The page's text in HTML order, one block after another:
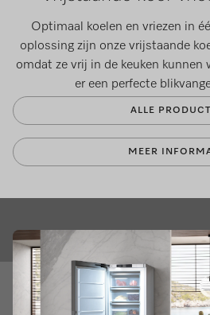
Optimaal koelen en vriezen in
oplossing zijn onze vrijstaande
omdat ze vrij in de keuken kunnen
er een perfecte
ALLE
MEER